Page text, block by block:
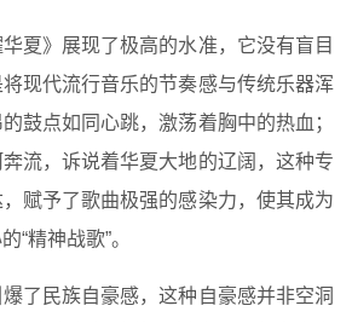
夏》展现了极高的水准，它没有盲目
现代流行音乐的节奏感与传统乐器浑
鼓点如同心跳，激荡着胸中的热血；
流，诉说着华夏大地的辽阔，这种专
赋予了歌曲极强的感染力，使其成为
“精神战歌”。
了民族自豪感，这种自豪感并非空洞